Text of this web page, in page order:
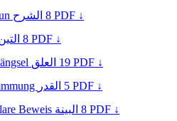
الشرح 8 PDF ↓
8 PDF ↓
العلق 19 PDF ↓
القدر 5 PDF ↓
Beweis البينة 8 PDF ↓